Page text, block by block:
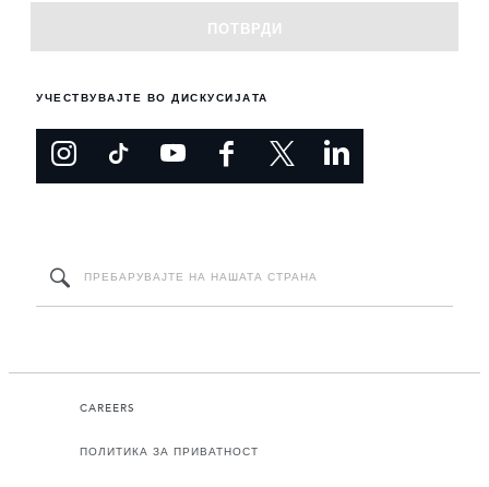
УЧЕСТВУВАЈТЕ ВО ДИСКУСИЈАТА
CAREERS
ПОЛИТИКА ЗА ПРИВАТНОСТ